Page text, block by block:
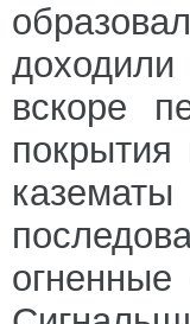
вскоре